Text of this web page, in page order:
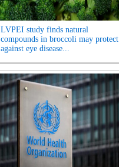
LVPEI study finds natural
compounds in broccoli may protect
against eye disease...